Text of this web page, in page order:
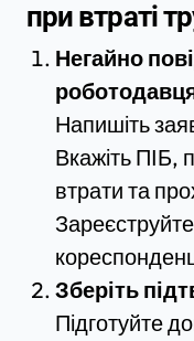
при втраті
Негайно
Напишіть
Вкажіть ПІБ,
втрати та
Зберіть
Підготуйте